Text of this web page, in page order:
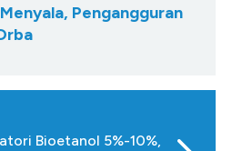
Pengangguran
Bioetanol 5%-10%,